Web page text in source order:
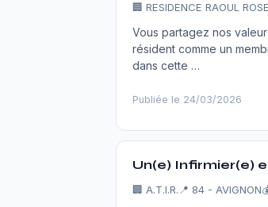
🏢 RESIDENCE RAOUL ROSE
Vous partagez nos
résident comme un
dans cette …
Publiée le 24/03/2026
Un(e) Infirmier(e)
🏢 A.T.I.R. 📍 84 - AVIGNON